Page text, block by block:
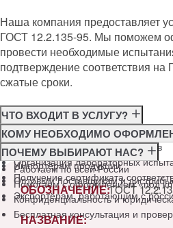
Наша компания предоставляет
ГОСТ 12.2.135-95. Мы поможем
провести необходимые
подтверждение соответствия
сжатые сроки.
ЧТО ВХОДИТ В УСЛУГУ?
Консультация по требованиям
Подготовка и подача документов
Организация лабораторных
Получение сертификата
КОМУ НЕОБХОДИМО
Производителям
Импортёрам продукции
Оптовым поставщикам и
Экспортёрам, работающим с
ПОЧЕМУ ВЫБИРАЮТ НАС?
Работаем по всей России
Помогаем с оформлением «под
Конфиденциальность и
Бесплатная консультация и
ОБОЗНАЧЕНИЕ:ГОСТ
НАЗВАНИЕ: